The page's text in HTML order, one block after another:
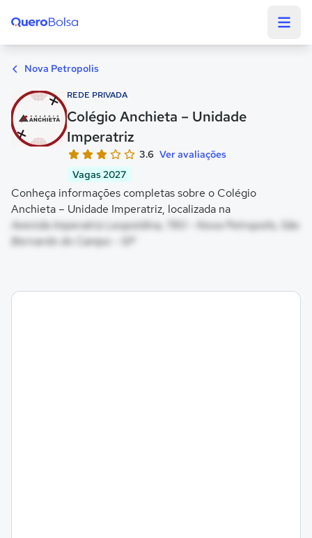
Nova Petropolis
REDE PRIVADA
Colégio Anchieta – Unidade
Imperatriz
3.6 Ver avaliações
Vagas 2027
Conheça informações completas sobre o Colégio
Anchieta – Unidade Imperatriz, localizada na
Avenida Imperatriz Leopoldina, 780 - Nova Petropolis, São
Bernardo do Campo - SP